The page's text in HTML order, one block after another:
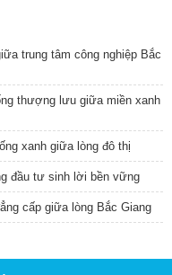
trung tâm công nghiệp Bắc
thượng lưu giữa miền xanh
xanh giữa lòng đô thị
đầu tư sinh lời bền vững
cấp giữa lòng Bắc Giang